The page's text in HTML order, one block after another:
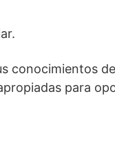
conocimientos
para